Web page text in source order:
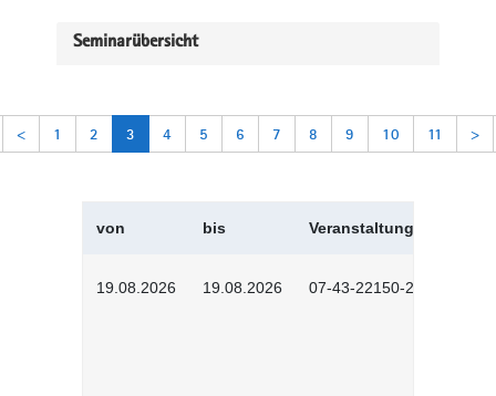
Seminarübersicht
< 1 2 3 4 5 6 7 8 9 10 11 >
von bis Veranstaltungskürzel
19.08.2026 19.08.2026 07-43-22150-2601